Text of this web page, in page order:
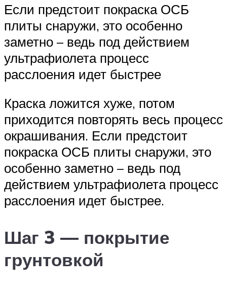
Если предстоит покраска ОСБ
плиты снаружи, это особенно
заметно – ведь под действием
ультрафиолета процесс
расслоения идет быстрее
Краска ложится хуже, потом
приходится повторять весь процесс
окрашивания. Если предстоит
покраска ОСБ плиты снаружи, это
особенно заметно – ведь под
действием ультрафиолета процесс
расслоения идет быстрее.
Шаг 3 — покрытие
грунтовкой